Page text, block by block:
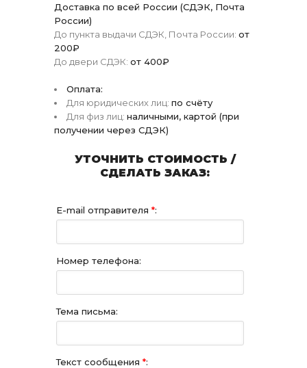
Доставка по всей России (СДЭК, Почта
России)
До пункта выдачи СДЭК, Почта России: от
200₽
До двери СДЭК: от 400₽
Оплата:
Для юридических лиц: по счёту
Для физ лиц: наличными, картой (при
получении через СДЭК)
УТОЧНИТЬ СТОИМОСТЬ /
СДЕЛАТЬ ЗАКАЗ:
E-mail отправителя *:
Номер телефона:
Тема письма:
Текст сообщения *: